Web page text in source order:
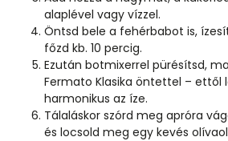
alaplével vagy vízzel.
Öntsd bele a fehérbabot is,
főzd kb. 10 percig.
Ezután botmixerrel pürésítsd,
Fermato Klasika öntettel – ettől
harmonikus az íze.
Tálaláskor szórd meg apróra
és locsold meg egy kevés